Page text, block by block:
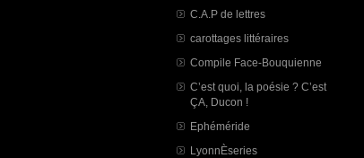
C.A.P de lettres
carottages littéraires
Compile Face-Bouquienne
C’est quoi, la poésie ? C’est
ÇA, Ducon !
Ephéméride
LyonnÈseries